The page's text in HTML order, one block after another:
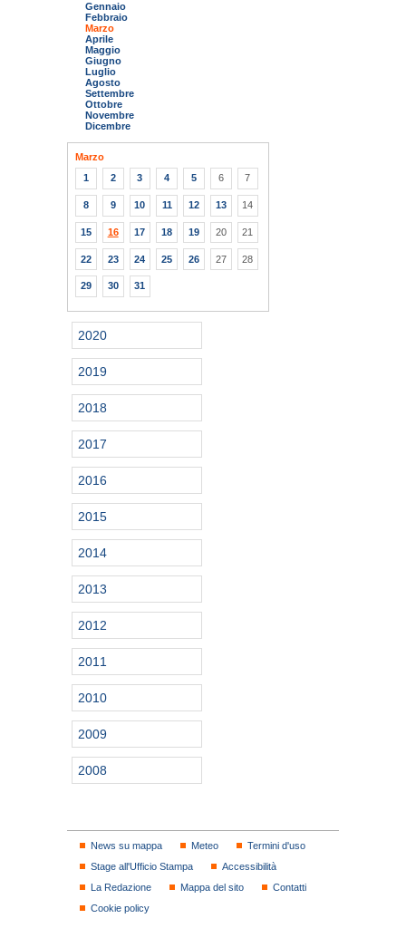
Gennaio
Febbraio
Marzo
Aprile
Maggio
Giugno
Luglio
Agosto
Settembre
Ottobre
Novembre
Dicembre
Marzo
1
2 3 4 5 6 7
8 9 10 11 12 13 14
15 16 17 18 19 20 21
22 23 24 25 26 27 28
29 30 31
2020
2019
2018
2017
2016
2015
2014
2013
2012
2011
2010
2009
2008
News su mappa Meteo
Termini d'uso
Stage all'Ufficio Stampa
Accessibilità
La Redazione
Mappa del sito
Contatti
Cookie policy